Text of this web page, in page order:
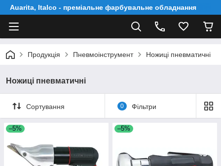
Auarita, Italco - преміальне фарбувальне обладнання
Продукція Пневмоінструмент Ножиці пневматичні
Ножиці пневматичні
Сортування 0 Фільтри
–5% –5%